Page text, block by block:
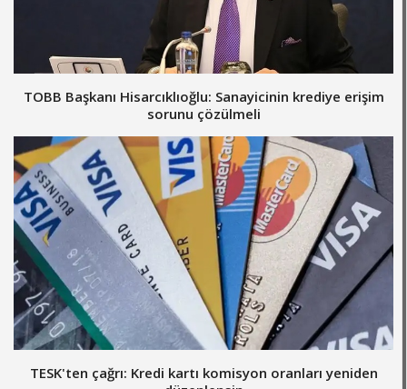
TOBB Başkanı Hisarcıklıoğlu: Sanayicinin krediye erişim
sorunu çözülmeli
TESK'ten çağrı: Kredi kartı komisyon oranları yeniden